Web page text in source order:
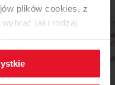
plików cookies, z
jaki rodzaj
urządzeniu,
przez Ciebie
Pobierz
Pobierz